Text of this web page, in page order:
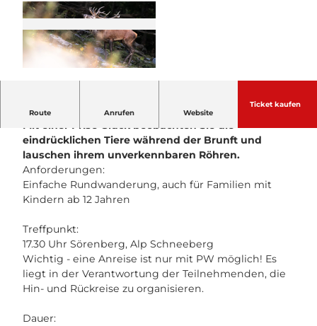
Route Anrufen Website
Ticket kaufen
Mit Experten begeben Sie sich auf Hirsch-Pirsch.
Mit einer Prise Glück beobachten Sie die
eindrücklichen Tiere während der Brunft und
lauschen ihrem unverkennbaren Röhren.
Anforderungen:
Einfache Rundwanderung, auch für Familien mit
Kindern ab 12 Jahren
Treffpunkt:
17.30 Uhr Sörenberg, Alp Schneeberg
Wichtig - eine Anreise ist nur mit PW möglich! Es
liegt in der Verantwortung der Teilnehmenden, die
Hin- und Rückreise zu organisieren.
Dauer: